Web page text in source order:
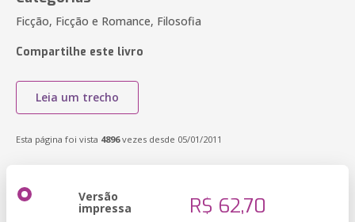
Ficção, Ficção e Romance, Filosofia
Compartilhe este livro
Leia um trecho
Esta página foi vista 4896vezes desde 05/01/2011
Versão
impressa R$ 62,70